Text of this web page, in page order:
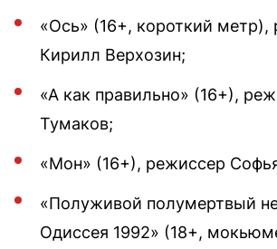
«Ось» (16+, короткий метр),
Кирилл Верхозин;
«А как правильно» (16+),
Тумаков;
«Мон» (16+), режиссер
«Полуживой полумертвый
Одиссея 1992» (18+,